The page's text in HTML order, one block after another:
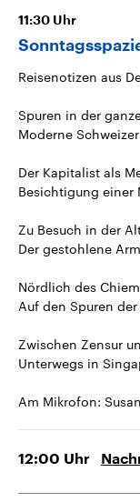
11:30 Uhr
Reisenotizen aus
Spuren in der
Moderne
Der Kapitalist als
Besichtigung einer
Zu Besuch in der
Der gestohlene
Nördlich des
Auf den Spuren
Zwischen Zensur
Unterwegs in
Am Mikrofon:
12:00 Uhr